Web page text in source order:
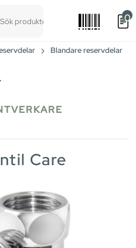
0
Blandare reservdelar
Care